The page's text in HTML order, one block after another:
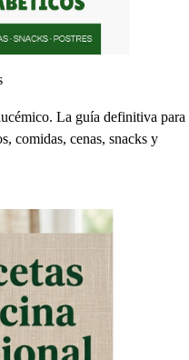
La guía definitiva para
comidas, cenas, snacks y